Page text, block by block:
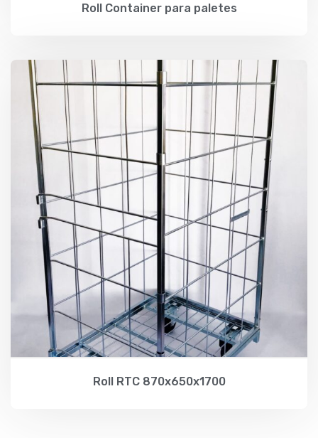
Roll Container para paletes
Roll RTC 870x650x1700